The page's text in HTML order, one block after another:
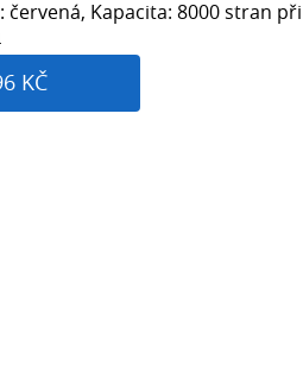
červená, Kapacita: 8000 stran při
KČ